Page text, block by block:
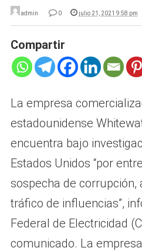
admin 0 julio 21, 2021 9:58 pm
Compartir
La empresa
estadounidense
encuentra bajo
Estados Unidos “por
sospecha de
tráfico de influencias”,
Federal de Electricidad
comunicado. La